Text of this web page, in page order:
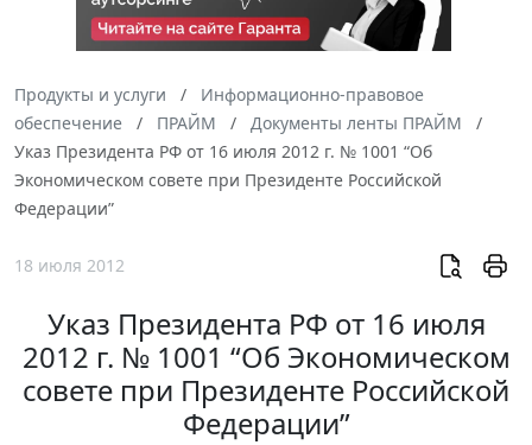
Продукты и услуги
Информационно-правовое
обеспечение
ПРАЙМ
Документы ленты ПРАЙМ
Указ Президента РФ от 16 июля 2012 г. № 1001 “Об
Экономическом совете при Президенте Российской
Федерации”
18 июля 2012
Указ Президента РФ от 16 июля
2012 г. № 1001 “Об Экономическом
совете при Президенте Российской
Федерации”